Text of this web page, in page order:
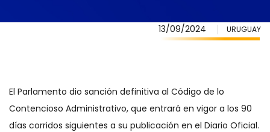
13/09/2024 URUGUAY
El Parlamento dio sanción definitiva al Código de lo
Contencioso Administrativo, que entrará en vigor a los 90
días corridos siguientes a su publicación en el Diario Oficial.